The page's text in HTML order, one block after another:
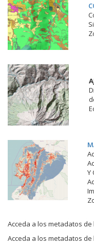
Y
Acceda a los metadatos de
Acceda a los metadatos